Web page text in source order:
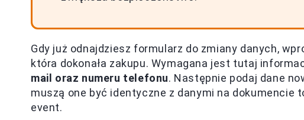
Gdy już odnajdziesz formularz do zmiany danych,
która dokonała zakupu. Wymagana jest tutaj
mail oraz numeru telefonu. Następnie podaj dane
muszą one być identyczne z danymi na dokumencie
event.